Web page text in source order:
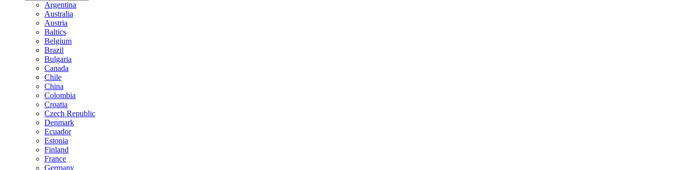
Argentina
Australia
Austria
Baltics
Belgium
Brazil
Bulgaria
Canada
Chile
China
Colombia
Croatia
Czech Republic
Denmark
Ecuador
Estonia
Finland
France
Germany